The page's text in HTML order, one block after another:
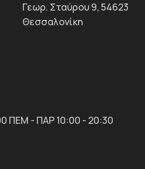
Γεωρ. Σταύρου 9, 54623
Θεσσαλονίκη
ΠΕΜ - ΠΑΡ 10:00 - 20:30